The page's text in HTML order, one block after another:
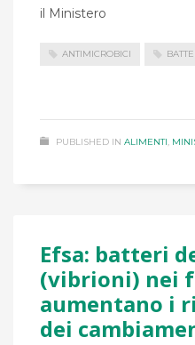
il Ministero
ANTIMICROBICI
PUBLISHED IN ALIMENTI,
Efsa: batteri
(vibrioni) nei
aumentano i
dei